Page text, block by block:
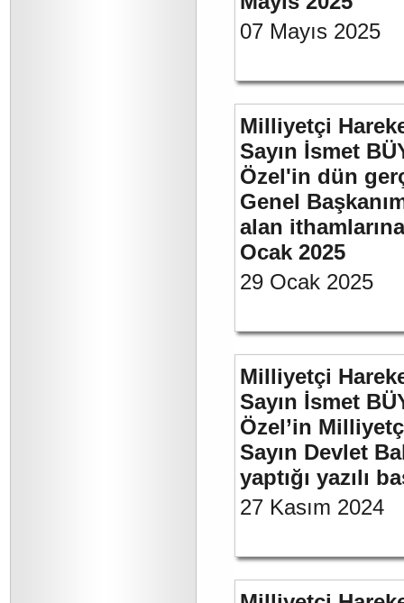
07 Mayıs 2025
Milliyetçi
Sayın İsmet
Özel'in dün
Genel
alan ithamlarına
Ocak 2025
29 Ocak 2025
Milliyetçi
Sayın İsmet
Özel’in
Sayın Devlet
yaptığı yazılı
27 Kasım 2024